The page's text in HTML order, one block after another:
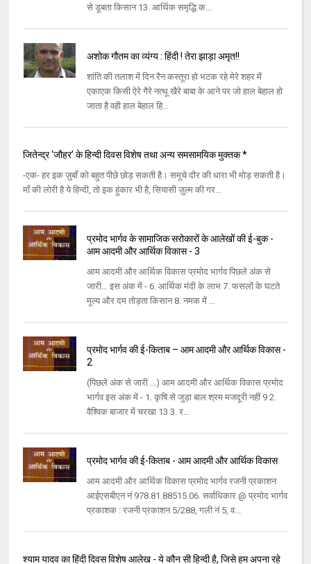
से डूबता किसान 13. आर्थिक समृद्धि क...
अशोक गौतम का व्यंग्य : हिंदी ! तेरा झाड़ा अमृत!!
शांति की तलाश में दिन रैन कस्‍तूरा हो भटक रहे मेरे शहर में
एकाएक किसी ऐरे गैरे नत्‍थू खैरे बाबा के आने पर जो हाल बेहाल हो
जाता है वही हाल बेहाल हि...
जितेन्द्र ‘जौहर’ के हिन्दी दिवस विशेष तथा अन्य समसामयिक मुक्तक *
-एक- हर इक ज़ुबाँ को बहुत पीछे छोड़ सकती है। समूचे दौर की धारा भी मोड़ सकती है।
माँ की लोरी है ये हिन्दी, तो इक हुंकार भी है, सियासी ज़ुल्म की गर...
प्रमोद भार्गव के सामाजिक सरोकारों के आलेखों की ई-बुक -
आम आदमी और आर्थिक विकास - 3
आम आदमी और आर्थिक विकास प्रमोद भार्गव पिछले अंक से
जारी… इस अंक में - 6. आर्थिक मंदी के लाभ 7. फसलों के घटते
मूल्‍य और दम तोड़ता किसान 8. नमक में ...
प्रमोद भार्गव की ई-किताब – आम आदमी और आर्थिक विकास -
2
(पिछले अंक से जारी …) आम आदमी और आर्थिक विकास प्रमोद
भार्गव इस अंक में - 1. कृषि से जुड़ा बाल श्रम मजदूरी नहीं 9 2.
वैश्‍विक बाजार में चरखा 13 3. र...
प्रमोद भार्गव की ई-किताब - आम आदमी और आर्थिक विकास
आम आदमी और आर्थिक विकास प्रमोद भार्गव रजनी प्रकाशन
आईएसबीएन नं 978.81.88515.06. सर्वाधिकार @ प्रमोद भार्गव
प्रकाशक : रजनी प्रकाशन 5/288, गली नं 5, व...
श्याम यादव का हिंदी दिवस विशेष आलेख - ये कौन सी हिन्‍दी है, जिसे हम अपना रहे